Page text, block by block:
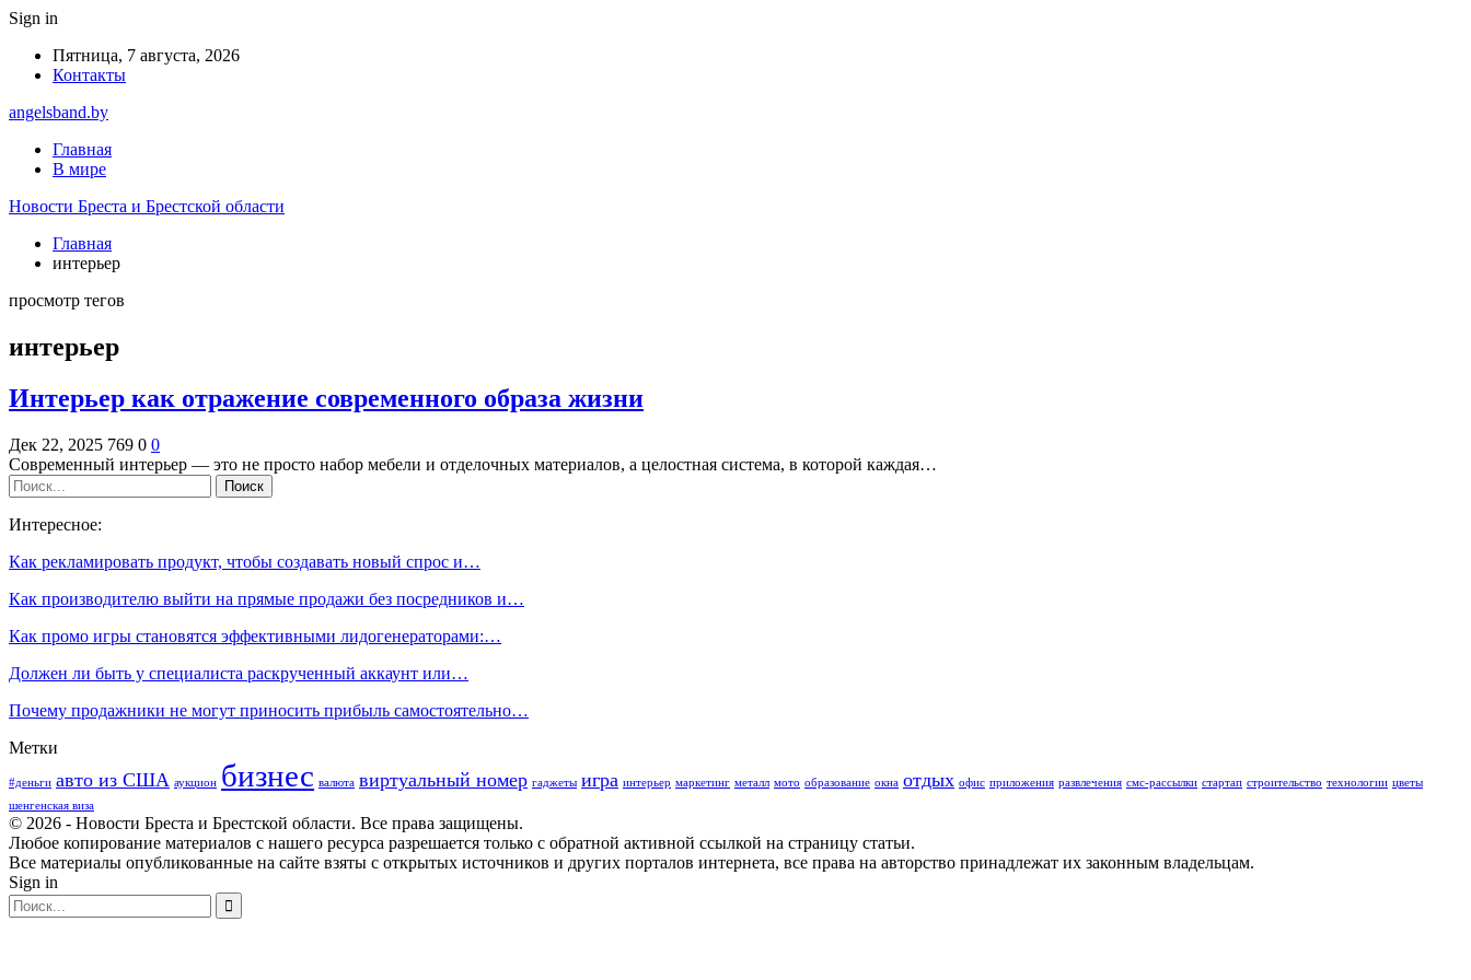
Sign in
Пятница, 7 августа, 2026
Контакты
angelsband.by
Главная
В мире
Новости Бреста и Брестской области
Главная
интерьер
просмотр тегов
интерьер
Интерьер как отражение современного образа жизни
Дек 22, 2025 769 0 0
Современный интерьер — это не просто набор мебели и отделочных материалов, а целостная система, в которой каждая…
Интересное:
Как рекламировать продукт, чтобы создавать новый спрос и…
Как производителю выйти на прямые продажи без посредников и…
Как промо игры становятся эффективными лидогенераторами:…
Должен ли быть у специалиста раскрученный аккаунт или…
Почему продажники не могут приносить прибыль самостоятельно…
Метки
#деньги авто из США аукцион бизнес валюта виртуальный номер гаджеты игра интерьер маркетинг металл мото образование окна отдых офис приложения развлечения смс-рассылки стартап строительство технологии цветы
шенгенская виза
© 2026 - Новости Бреста и Брестской области. Все права защищены.
Любое копирование материалов с нашего ресурса разрешается только с обратной активной ссылкой на страницу статьи.
Все материалы опубликованные на сайте взяты с открытых источников и других порталов интернета, все права на авторство принадлежат их законным владельцам.
Sign in